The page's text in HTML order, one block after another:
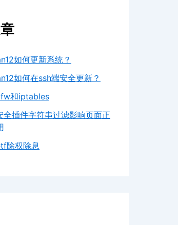
如何更新系统？
如何在ssh端安全更新？
和iptables
全插件字符串过滤影响页面正
除权除息